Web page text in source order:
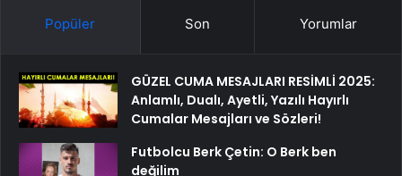
Popüler Son Yorumlar
GÜZEL CUMA MESAJLARI RESİMLİ 2025:
Anlamlı, Dualı, Ayetli, Yazılı Hayırlı
Cumalar Mesajları ve Sözleri!
Futbolcu Berk Çetin: O Berk ben
değilim